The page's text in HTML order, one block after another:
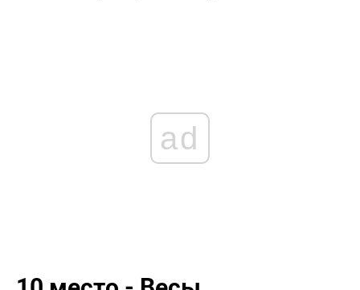
ad